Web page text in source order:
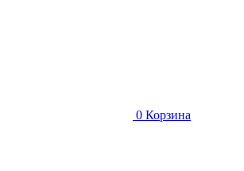
0 Корзина